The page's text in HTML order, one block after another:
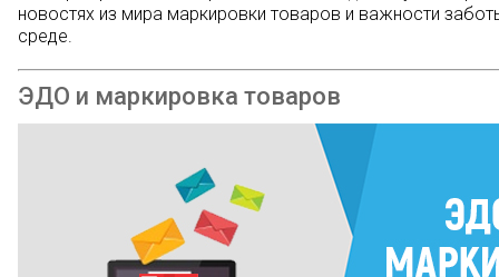
новостях из мира маркировки товаров и важности
среде.
ЭДО и маркировка товаров